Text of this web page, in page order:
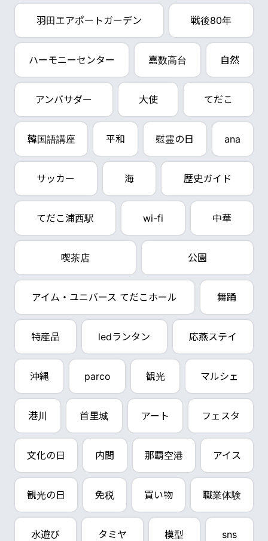
羽田エアポートガーデン 戦後80年
ハーモニーセンター 嘉数高台 自然
アンバサダー 大使 てだこ
韓国語講座 平和 慰霊の日 ana
サッカー 海 歴史ガイド
てだこ浦西駅 wi-fi 中華
喫茶店 公園
アイム・ユニバース てだこホール 舞踊
特産品 ledランタン 応燕ステイ
沖縄 parco 観光 マルシェ
港川 首里城 アート フェスタ
文化の日 内間 那覇空港 アイス
観光の日 免税 買い物 職業体験
水遊び タミヤ 模型 sns